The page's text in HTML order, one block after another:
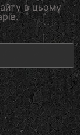
в цьому